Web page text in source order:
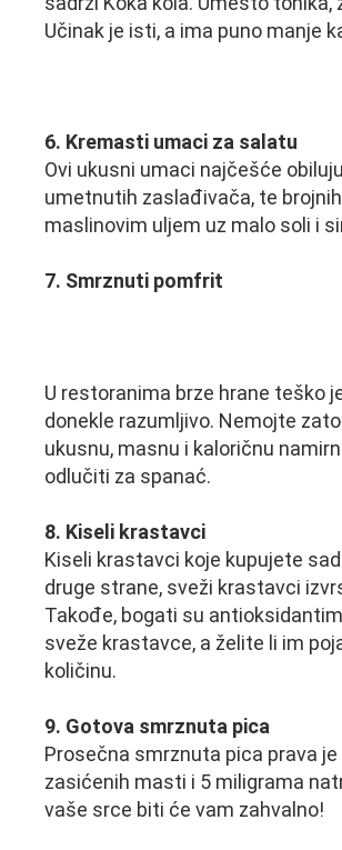
Učinak je isti, a ima puno manje
6. Kremasti umaci za salatu
Ovi ukusni umaci najčešće
umetnutih zaslađivača, te
maslinovim uljem uz malo soli i
7. Smrznuti pomfrit
U restoranima brze hrane teško
donekle razumljivo. Nemojte
ukusnu, masnu i kaloričnu
odlučiti za spanać.
8. Kiseli krastavci
Kiseli krastavci koje kupujete
druge strane, sveži krastavci
Takođe, bogati su
sveže krastavce, a želite li im
količinu.
9. Gotova smrznuta pica
Prosečna smrznuta pica prava
zasićenih masti i 5 miligrama
vaše srce biti će vam zahvalno!